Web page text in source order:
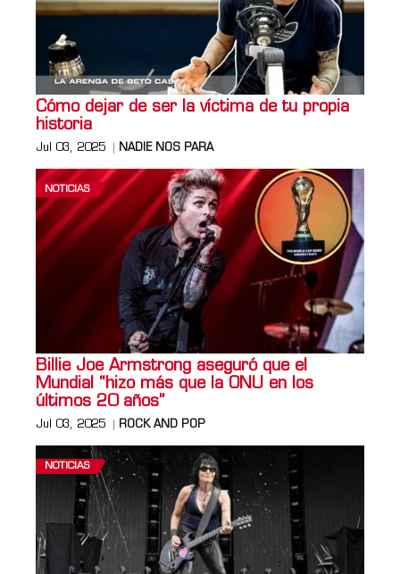
Cómo dejar de ser la víctima de tu propia
historia
Jul 03, 2025 NADIE NOS PARA
NOTICIAS
Billie Joe Armstrong aseguró que el
Mundial “hizo más que la ONU en los
últimos 20 años”
Jul 03, 2025 ROCK AND POP
NOTICIAS